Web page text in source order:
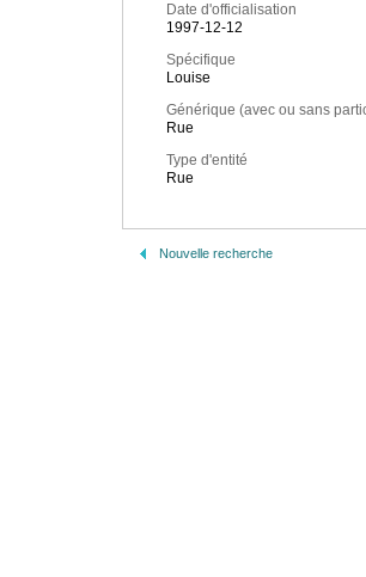
Date d'officialisation
1997-12-12
Spécifique
Louise
Générique (avec ou sans
Rue
Type d'entité
Rue
Nouvelle recherche